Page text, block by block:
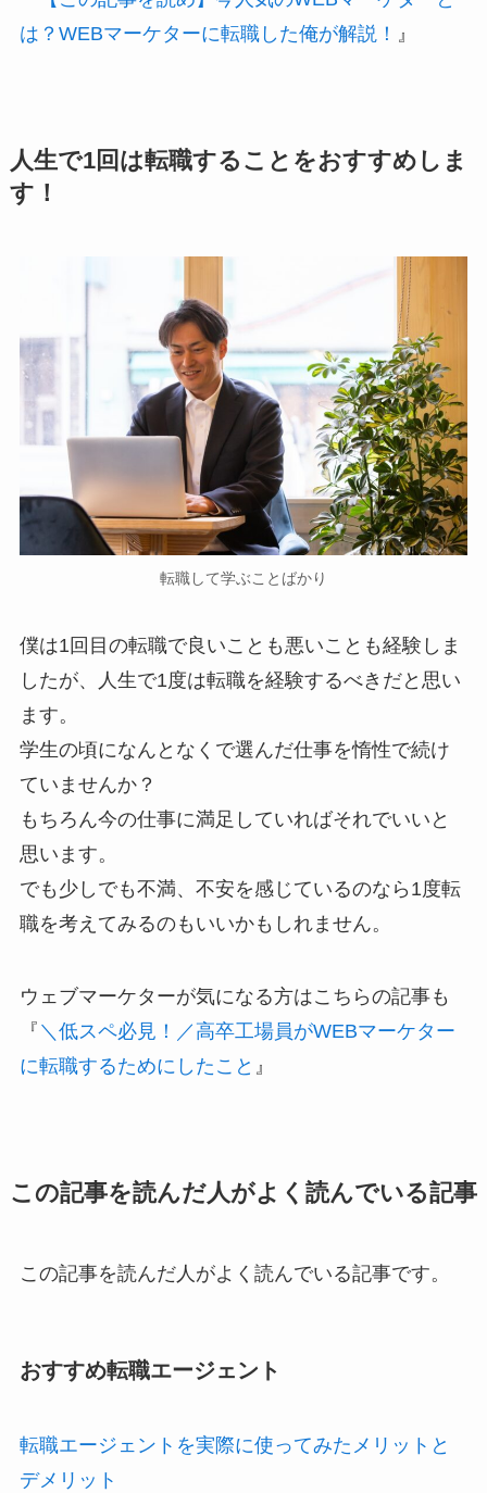
は？WEBマーケターに転職した俺が解説！ 』
人生で1回は転職することをおすすめしま
す！
転職して学ぶことばかり
僕は1回目の転職で良いことも悪いことも経験しま
したが、人生で1度は転職を経験するべきだと思い
ます。
学生の頃になんとなくで選んだ仕事を惰性で続け
ていませんか？
もちろん今の仕事に満足していればそれでいいと
思います。
でも少しでも不満、不安を感じているのなら1度転
職を考えてみるのもいいかもしれません。
ウェブマーケターが気になる方はこちらの記事も
『 ＼低スペ必見！／高卒工場員がWEBマーケター
に転職するためにしたこと 』
この記事を読んだ人がよく読んでいる記事
この記事を読んだ人がよく読んでいる記事です。
おすすめ転職エージェント
転職エージェントを実際に使ってみたメリットと
デメリット